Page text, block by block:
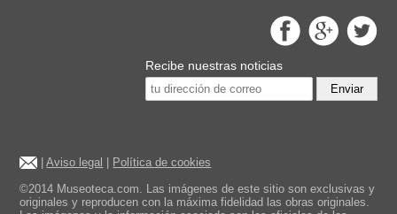
Recibe nuestras noticias
Enviar
|Aviso legal | Política de cookies
©2014 Museoteca.com. Las imágenes de este sitio son exclusivas y
originales y reproducen con la máxima fidelidad las obras originales.